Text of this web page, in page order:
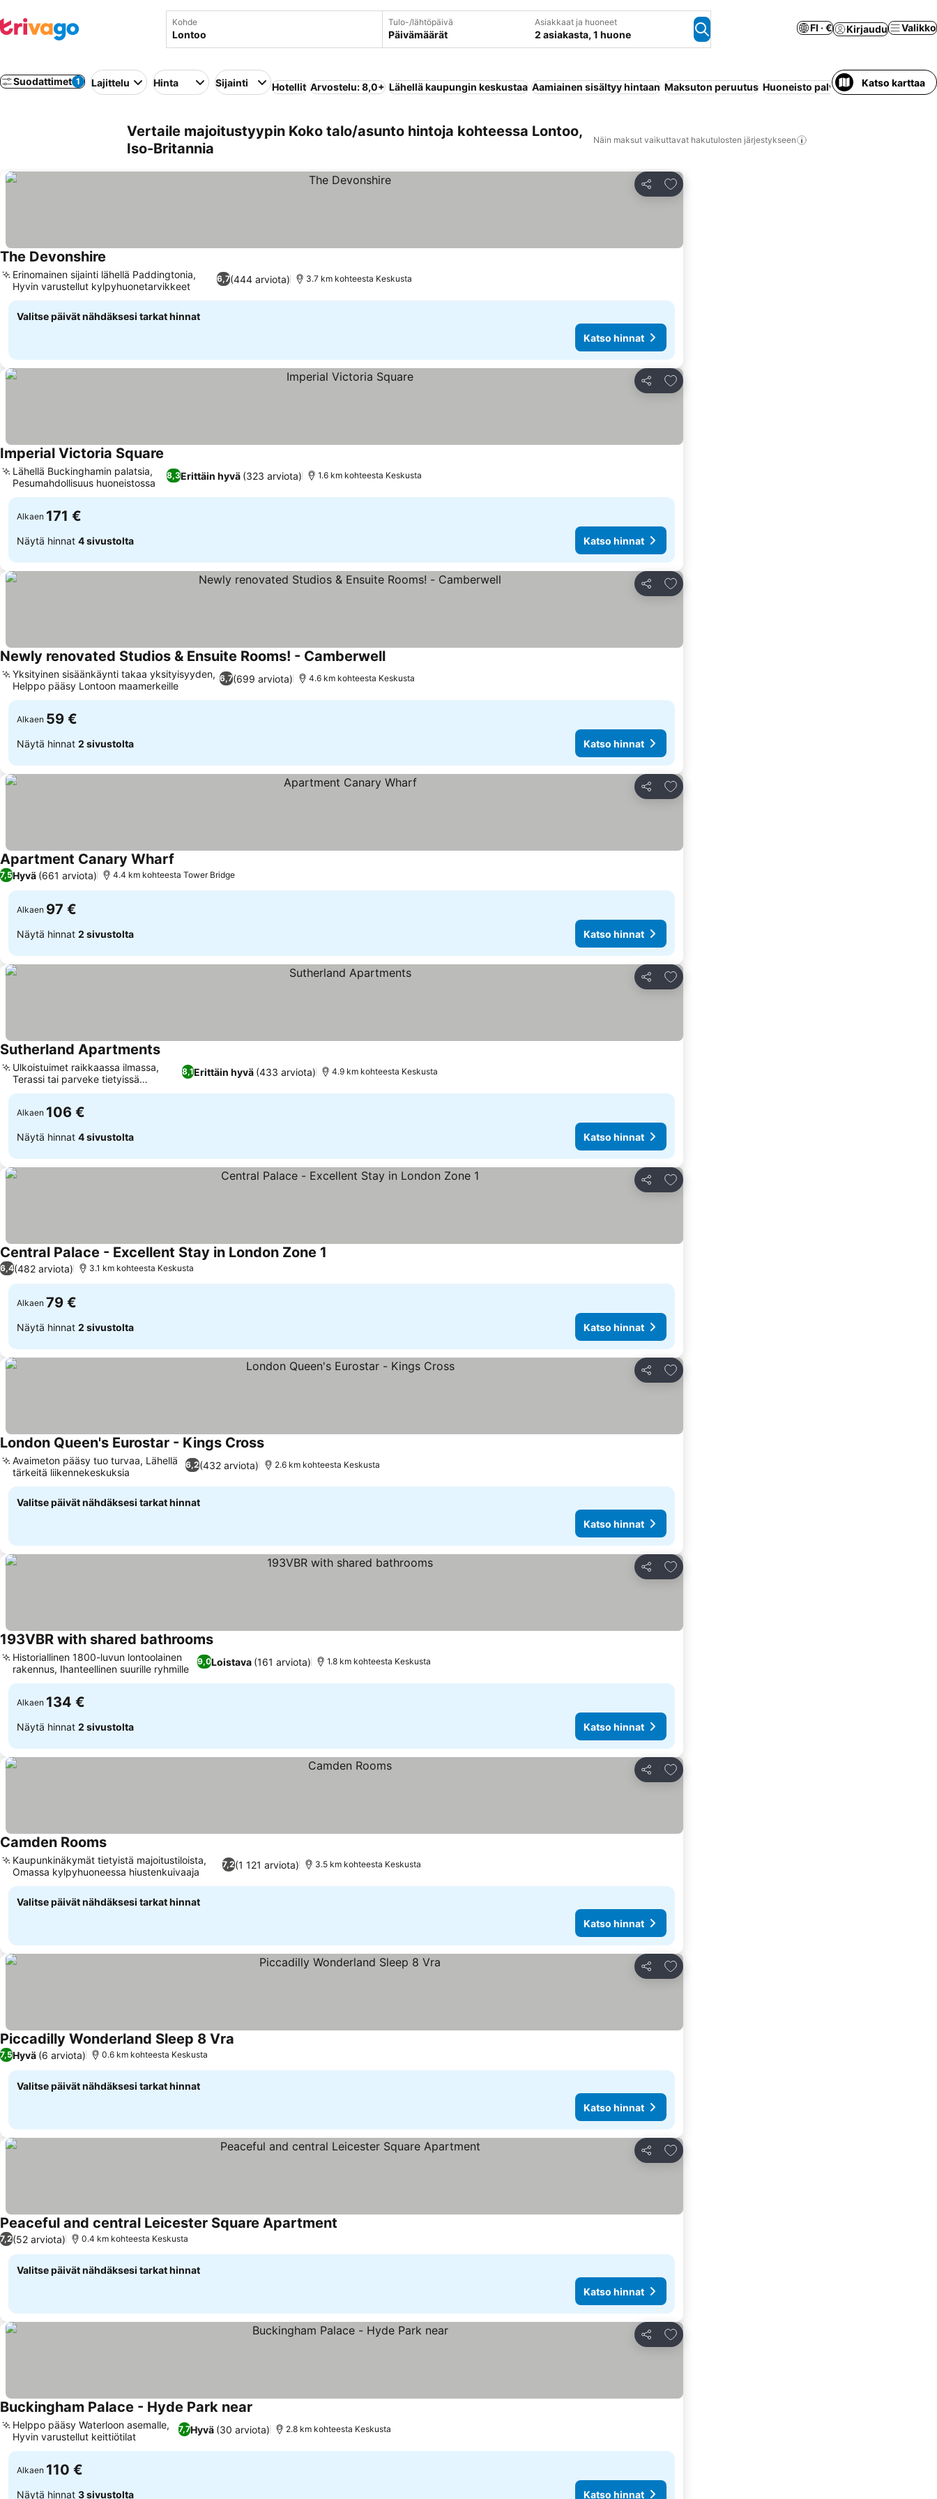
Kohde Tulo-/lähtöpäivä
Päivämäärät
Asiakkaat ja huoneet
2 asiakasta, 1 huone
FI · € Kirjaudu Valikko
Suodattimet 1 Lajittelu Hinta Sijainti Hotellit Arvostelu: 8,0+ Lähellä kaupungin keskustaa Aamiainen sisältyy hintaan Maksuton peruutus Huoneisto palveluilla Ilmastointi
Katso karttaa
Vertaile majoitustyypin Koko talo/asunto hintoja kohteessa Lontoo,
Iso-Britannia
Näin maksut vaikuttavat hakutulosten järjestykseen
Jaa
Lisää suosikkeihin
The Devonshire
6,7(444 arviota)
Erinomainen sijainti lähellä Paddingtonia,
Hyvin varustellut kylpyhuonetarvikkeet
3.7 km kohteesta Keskusta
Valitse päivät nähdäksesi tarkat hinnat
Katso hinnat
Jaa
Lisää suosikkeihin
Imperial Victoria Square
8,3Erittäin hyvä (323 arviota)
Lähellä Buckinghamin palatsia,
Pesumahdollisuus huoneistossa
1.6 km kohteesta Keskusta
Alkaen 171 €
Näytä hinnat 4 sivustolta Katso hinnat
Jaa
Lisää suosikkeihin
Newly renovated Studios & Ensuite Rooms! - Camberwell
6,7(699 arviota)
Yksityinen sisäänkäynti takaa yksityisyyden,
Helppo pääsy Lontoon maamerkeille
4.6 km kohteesta Keskusta
Alkaen 59 €
Näytä hinnat 2 sivustolta Katso hinnat
Jaa
Lisää suosikkeihin
Apartment Canary Wharf
7,5Hyvä (661 arviota) 4.4 km kohteesta Tower Bridge
Alkaen 97 €
Näytä hinnat 2 sivustolta Katso hinnat
Jaa
Lisää suosikkeihin
Sutherland Apartments
8,1Erittäin hyvä (433 arviota)
Ulkoistuimet raikkaassa ilmassa,
Terassi tai parveke tietyissä
yksiköissä
4.9 km kohteesta Keskusta
Alkaen 106 €
Näytä hinnat 4 sivustolta Katso hinnat
Jaa
Lisää suosikkeihin
Central Palace - Excellent Stay in London Zone 1
6,4(482 arviota) 3.1 km kohteesta Keskusta
Alkaen 79 €
Näytä hinnat 2 sivustolta Katso hinnat
Jaa
Lisää suosikkeihin
London Queen's Eurostar - Kings Cross
6,2(432 arviota)
Avaimeton pääsy tuo turvaa, Lähellä
tärkeitä liikennekeskuksia
2.6 km kohteesta Keskusta
Valitse päivät nähdäksesi tarkat hinnat
Katso hinnat
Jaa
Lisää suosikkeihin
193VBR with shared bathrooms
9,0Loistava (161 arviota)
Historiallinen 1800-luvun lontoolainen
rakennus, Ihanteellinen suurille ryhmille
1.8 km kohteesta Keskusta
Alkaen 134 €
Näytä hinnat 2 sivustolta Katso hinnat
Jaa
Lisää suosikkeihin
Camden Rooms
7,2(1 121 arviota)
Kaupunkinäkymät tietyistä majoitustiloista,
Omassa kylpyhuoneessa hiustenkuivaaja
3.5 km kohteesta Keskusta
Valitse päivät nähdäksesi tarkat hinnat
Katso hinnat
Jaa
Lisää suosikkeihin
Piccadilly Wonderland Sleep 8 Vra
7,5Hyvä (6 arviota) 0.6 km kohteesta Keskusta
Valitse päivät nähdäksesi tarkat hinnat
Katso hinnat
Jaa
Lisää suosikkeihin
Peaceful and central Leicester Square Apartment
7,2(52 arviota) 0.4 km kohteesta Keskusta
Valitse päivät nähdäksesi tarkat hinnat
Katso hinnat
Jaa
Lisää suosikkeihin
Buckingham Palace - Hyde Park near
7,7Hyvä (30 arviota)
Helppo pääsy Waterloon asemalle,
Hyvin varustellut keittiötilat
2.8 km kohteesta Keskusta
Alkaen 110 €
Näytä hinnat 3 sivustolta Katso hinnat